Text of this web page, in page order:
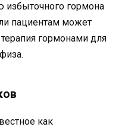
избыточного гормона
пациентам может
гормонами для
как